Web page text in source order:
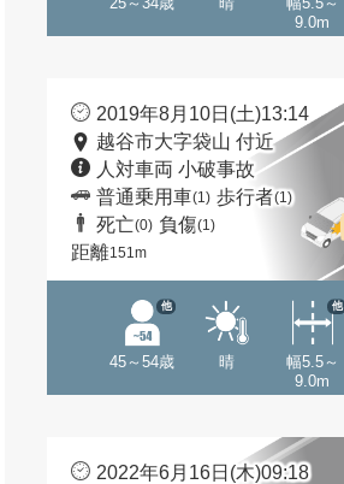
9.0m
2019年8月10日(土)13:14
越谷市大字袋山 付近
人対車両 小破事故
普通乗用車(1) 歩行者(1)
死亡(0) 負傷(1)
距離151m
45～54歳
他
晴
幅5.5～
9.0m
他
2022年6月16日(木)09:18